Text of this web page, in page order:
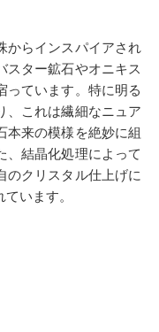
士インタビュー
・施工代理店募集
からインスパイアされ
スター鉱石やオニキス
っています。特に明る
、これは繊細なニュア
本来の模様を絶妙に組
、結晶化処理によって
のクリスタル仕上げに
います。